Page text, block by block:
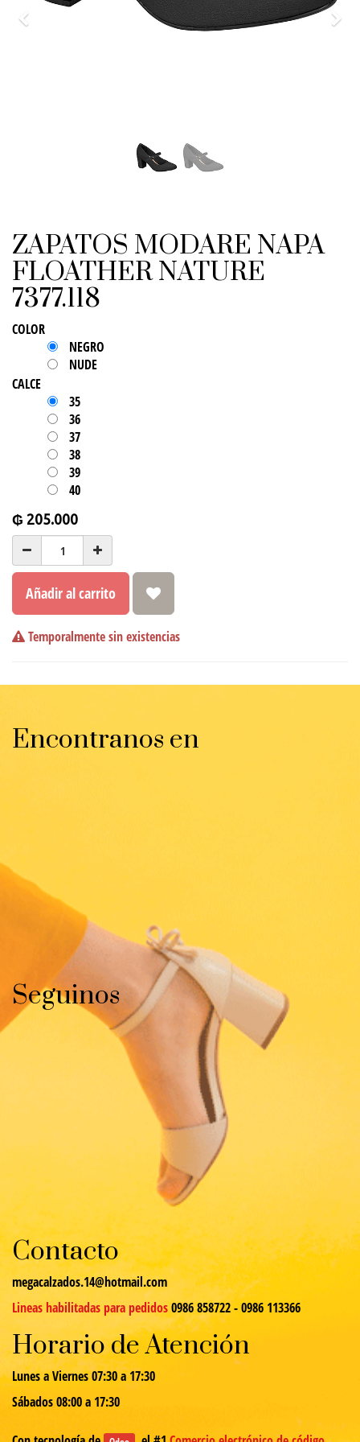
ZAPATOS MODARE NAPA
FLOATHER NATURE
7377.118
COLOR
NEGRO
NUDE
CALCE
35
36
37
38
39
40
₲ 205.000
Añadir al carrito
Temporalmente sin existencias
Encontranos en
Seguinos
Contacto
megacalzados.14@hotmail.com
Lineas habilitadas para pedidos0986 858722 - 0986 113366
Horario de Atención
Lunes a Viernes 07:30 a 17:30
Sábados 08:00 a 17:30